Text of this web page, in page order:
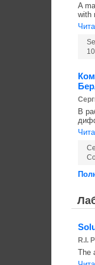
A
with
В
R.I.
The